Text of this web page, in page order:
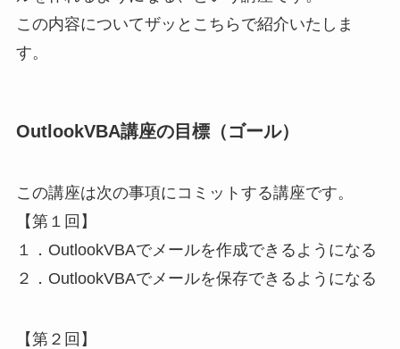
この内容についてザッとこちらで紹介いたしま
す。
OutlookVBA講座の目標（ゴール）
この講座は次の事項にコミットする講座です。
【第１回】
１．OutlookVBAでメールを作成できるようになる
２．OutlookVBAでメールを保存できるようになる
【第２回】